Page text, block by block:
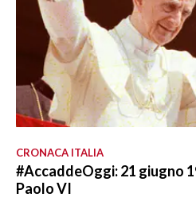
CRONACA ITALIA
#AccaddeOggi: 21 giugno
Paolo VI